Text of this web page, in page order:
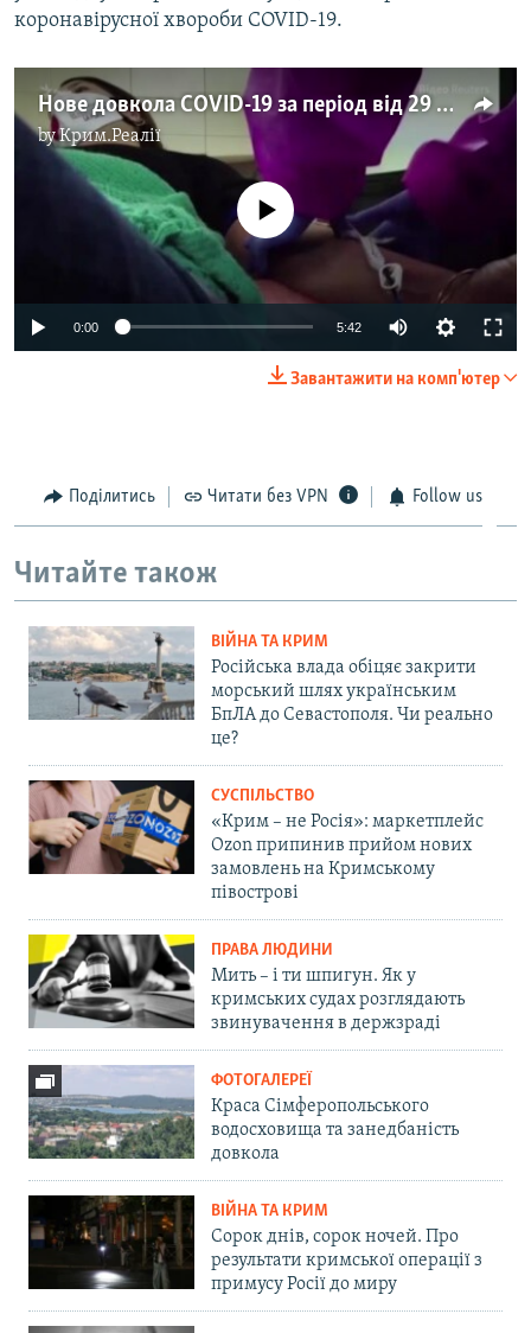
коронавірусної хвороби COVID-19.
Нове довкола COVID-19 за період від 29 вересня до 5 жовтня – відео
byКрим.Реалії
720p 1080p
No media source currently available
0:00 5:42
720p
1080p
Завантажити на комп'ютер
Поділитись Читати без VPN Follow us
Читайте також
ВІЙНА ТА КРИМ
Російська влада обіцяє закрити
морський шлях українським
БпЛА до Севастополя. Чи реально
це?
СУСПІЛЬСТВО
«Крим – не Росія»: маркетплейс
Ozon припинив прийом нових
замовлень на Кримському
півострові
ПРАВА ЛЮДИНИ
Мить – і ти шпигун. Як у
кримських судах розглядають
звинувачення в держзраді
ФОТОГАЛЕРЕЇ
Краса Сімферопольського
водосховища та занедбаність
довкола
ВІЙНА ТА КРИМ
Сорок днів, сорок ночей. Про
результати кримської операції з
примусу Росії до миру